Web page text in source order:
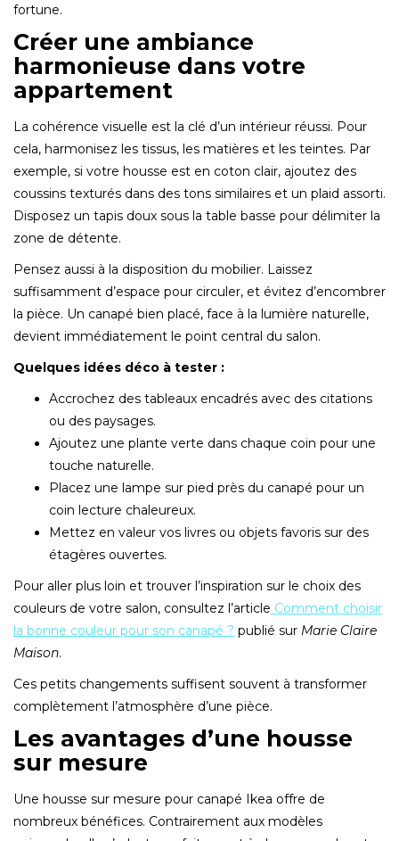
fortune.
Créer une ambiance
harmonieuse dans votre
appartement
La cohérence visuelle est la clé d’un intérieur réussi. Pour
cela, harmonisez les tissus, les matières et les teintes. Par
exemple, si votre housse est en coton clair, ajoutez des
coussins texturés dans des tons similaires et un plaid assorti.
Disposez un tapis doux sous la table basse pour délimiter la
zone de détente.
Pensez aussi à la disposition du mobilier. Laissez
suffisamment d’espace pour circuler, et évitez d’encombrer
la pièce. Un canapé bien placé, face à la lumière naturelle,
devient immédiatement le point central du salon.
Quelques idées déco à tester :
Accrochez des tableaux encadrés avec des citations
ou des paysages.
Ajoutez une plante verte dans chaque coin pour une
touche naturelle.
Placez une lampe sur pied près du canapé pour un
coin lecture chaleureux.
Mettez en valeur vos livres ou objets favoris sur des
étagères ouvertes.
Pour aller plus loin et trouver l’inspiration sur le choix des
couleurs de votre salon, consultez l’article Comment choisir
la bonne couleur pour son canapé ? publié sur Marie Claire
Maison.
Ces petits changements suffisent souvent à transformer
complètement l’atmosphère d’une pièce.
Les avantages d’une housse
sur mesure
Une housse sur mesure pour canapé Ikea offre de
nombreux bénéfices. Contrairement aux modèles